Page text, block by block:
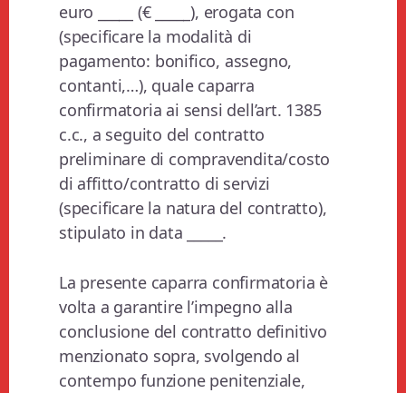
euro _____ (€ _____), erogata con
(specificare la modalità di
pagamento: bonifico, assegno,
contanti,…), quale caparra
confirmatoria ai sensi dell’art. 1385
c.c., a seguito del contratto
preliminare di compravendita/costo
di affitto/contratto di servizi
(specificare la natura del contratto),
stipulato in data _____.
La presente caparra confirmatoria è
volta a garantire l’impegno alla
conclusione del contratto definitivo
menzionato sopra, svolgendo al
contempo funzione penitenziale,